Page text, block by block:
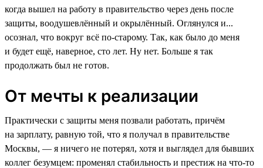
когда вышел на работу в правительство через день после
защиты, воодушевлённый и окрылённый. Оглянулся и...
осознал, что вокруг всё по-старому. Так, как было до меня
и будет ещё, наверное, сто лет. Ну нет. Больше я так
продолжать был не готов.
От мечты к реализации
Практически с защиты меня позвали работать, причём
на зарплату, равную той, что я получал в правительстве
Москвы, — я ничего не потерял, хотя и выглядел для бывших
коллег безумцем: променял стабильность и престиж на что-то